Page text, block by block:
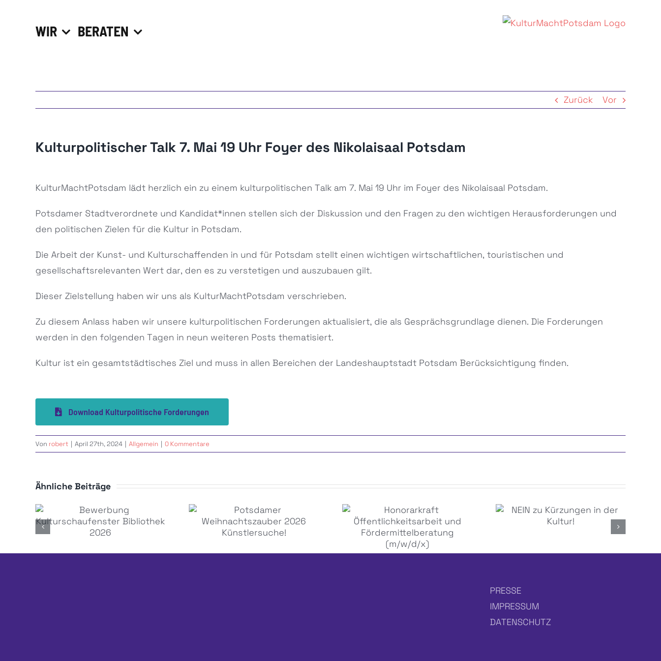
springenWIR BERATEN
Zurück Vor
Kulturpolitischer Talk 7. Mai 19 Uhr Foyer des Nikolaisaal Potsdam
grösseres
KulturMachtPotsdam lädt herzlich ein zu einem kulturpolitischen Talk am 7. Mai 19 Uhr im Foyer des Nikolaisaal Potsdam.
Potsdamer Stadtverordnete und Kandidat*innen stellen sich der Diskussion und den Fragen zu den wichtigen Herausforderungen und
den politischen Zielen für die Kultur in Potsdam.
Die Arbeit der Kunst- und Kulturschaffenden in und für Potsdam stellt einen wichtigen wirtschaftlichen, touristischen und
gesellschaftsrelevanten Wert dar, den es zu verstetigen und auszubauen gilt.
Dieser Zielstellung haben wir uns als KulturMachtPotsdam verschrieben.
Zu diesem Anlass haben wir unsere kulturpolitischen Forderungen aktualisiert, die als Gesprächsgrundlage dienen. Die Forderungen
werden in den folgenden Tagen in neun weiteren Posts thematisiert.
Kultur ist ein gesamtstädtisches Ziel und muss in allen Bereichen der Landeshauptstadt Potsdam Berücksichtigung finden.
Download Kulturpolitische Forderungen
Von robert | April 27th, 2024 | Allgemein | 0 Kommentare
Ähnliche Beiträge
Bewerbung
Kulturschaufenster
Potsdamer
Weihnachtszauber
Honorarkraft
Öffentlichkeitsarbeit
und
Fördermittelberatung
NEIN zu Kürzungen in
PRESSE
IMPRESSUM
DATENSCHUTZ